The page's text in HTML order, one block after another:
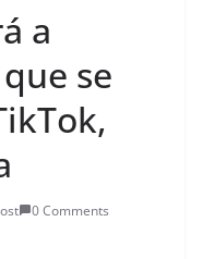
a
se
0 Comments